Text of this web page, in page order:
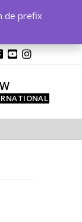
de prefix